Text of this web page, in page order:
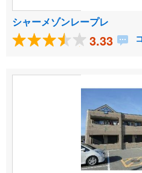
シャーメゾンレープレ
3.33